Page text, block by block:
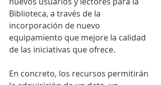
Biblioteca, a través de la
incorporación de nuevo
equipamiento que mejore la calidad
de las iniciativas que ofrece.
En concreto, los recursos permitirán